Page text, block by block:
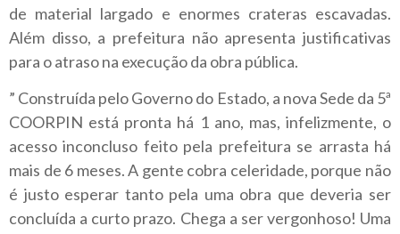
de material largado e enormes crateras escavadas.
Além disso, a prefeitura não apresenta justificativas
para o atraso na execução da obra pública.
” Construída pelo Governo do Estado, a nova Sede da 5ª
COORPIN está pronta há 1 ano, mas, infelizmente, o
acesso inconcluso feito pela prefeitura se arrasta há
mais de 6 meses. A gente cobra celeridade, porque não
é justo esperar tanto pela uma obra que deveria ser
concluída a curto prazo. Chega a ser vergonhoso! Uma